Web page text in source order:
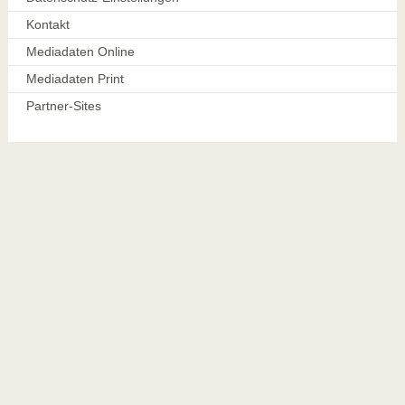
Kontakt
Mediadaten Online
Mediadaten Print
Partner-Sites